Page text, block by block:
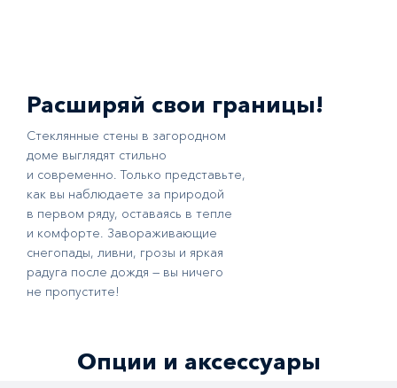
Расширяй свои границы!
Стеклянные стены в загородном
доме выглядят стильно
и современно. Только представьте,
как вы наблюдаете за природой
в первом ряду, оставаясь в тепле
и комфорте. Завораживающие
снегопады, ливни, грозы и яркая
радуга после дождя — вы ничего
не пропустите!
Опции и аксессуары